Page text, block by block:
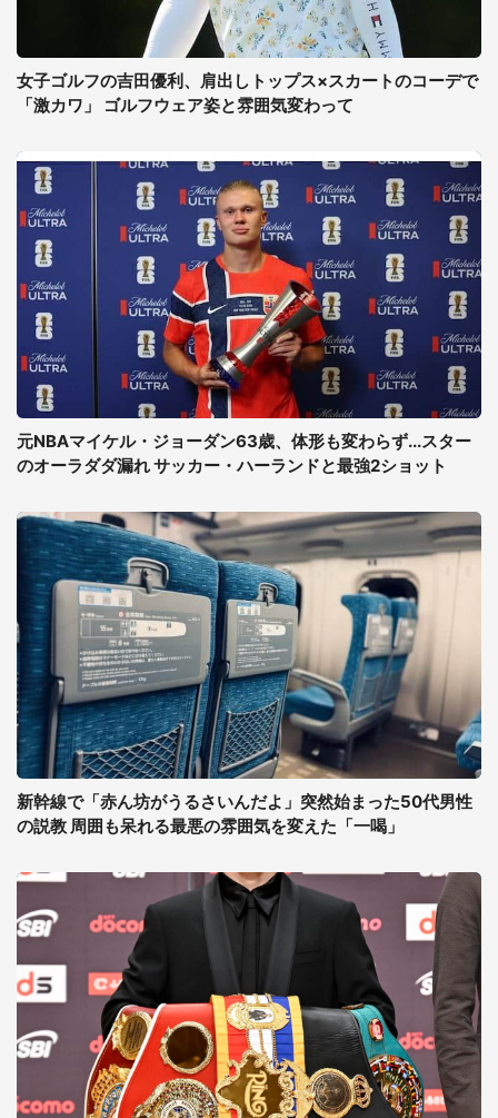
女子ゴルフの吉田優利、肩出しトップス×スカートのコーデで
「激カワ」 ゴルフウェア姿と雰囲気変わって
元NBAマイケル・ジョーダン63歳、体形も変わらず...スター
のオーラダダ漏れ サッカー・ハーランドと最強2ショット
新幹線で「赤ん坊がうるさいんだよ」突然始まった50代男性
の説教 周囲も呆れる最悪の雰囲気を変えた「一喝」